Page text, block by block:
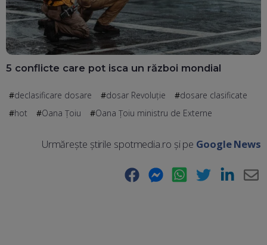
5 conflicte care pot isca un război mondial
declasificare dosare dosar Revoluție
dosare clasificate
hot
Oana Țoiu Oana Țoiu ministru de Externe
Urmărește știrile spotmedia.ro și pe Google News
Facebook Messenger WhatsApp Twitter LinkedIn